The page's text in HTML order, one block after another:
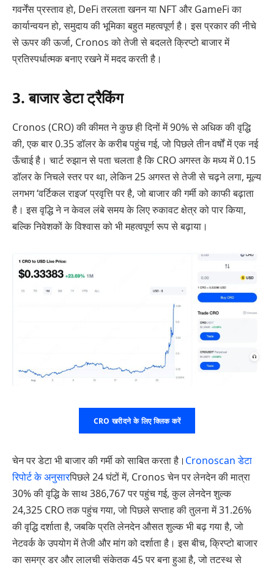
गवर्नेंस प्रस्ताव हो, DeFi तरलता खनन या NFT और GameFi का
कार्यान्वयन हो, समुदाय की भूमिका बहुत महत्वपूर्ण है। इस प्रकार की नीचे
से ऊपर की ऊर्जा, Cronos को तेजी से बदलते क्रिप्टो बाजार में
प्रतिस्पर्धात्मक बनाए रखने में मदद करती है।
3. बाजार डेटा ट्रैकिंग
Cronos (CRO) की कीमत ने कुछ ही दिनों में 90% से अधिक की वृद्धि
की, एक बार 0.35 डॉलर के करीब पहुंच गई, जो पिछले तीन वर्षों में एक नई
ऊँचाई है। चार्ट रुझान से पता चलता है कि CRO अगस्त के मध्य में 0.15
डॉलर के निचले स्तर पर था, लेकिन 25 अगस्त से तेजी से चढ़ने लगा, मूल्य
लगभग ‘वर्टिकल राइज’ प्रवृत्ति पर है, जो बाजार की गर्मी को काफी बढ़ाता
है। इस वृद्धि ने न केवल लंबे समय के लिए रुकावट क्षेत्र को पार किया,
बल्कि निवेशकों के विश्वास को भी महत्वपूर्ण रूप से बढ़ाया।
CRO खरीदने के लिए क्लिक करें
चेन पर डेटा भी बाजार की गर्मी को साबित करता है। Cronoscan डेटा
रिपोर्ट के अनुसारपिछले 24 घंटों में, Cronos चेन पर लेनदेन की मात्रा
30% की वृद्धि के साथ 386,767 पर पहुंच गई, कुल लेनदेन शुल्क
24,325 CRO तक पहुंच गया, जो पिछले सप्ताह की तुलना में 31.26%
की वृद्धि दर्शाता है, जबकि प्रति लेनदेन औसत शुल्क भी बढ़ गया है, जो
नेटवर्क के उपयोग में तेजी और मांग को दर्शाता है। इस बीच, क्रिप्टो बाजार
का समग्र डर और लालची संकेतक 45 पर बना हुआ है, जो तटस्थ से